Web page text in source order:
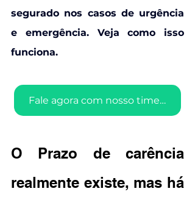
segurado nos casos de urgência
e emergência. Veja como isso
funciona.
Fale agora com nosso time e tire suas dúvidas.
O Prazo de carência
realmente existe, mas há